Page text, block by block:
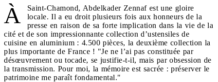
À
Saint-Chamond, Abdelkader Zennaf est une gloire
locale. Il a eu droit plusieurs fois aux honneurs de la
presse en raison de sa forte implication dans la vie de la
cité et de son impressionnante collection d’ustensiles de
cuisine en aluminium : 4.500 pièces, la deuxième collection la
plus importante de France ! "Je ne l’ai pas constituée par
désœuvrement ou tocade, se justifie-t-il, mais par obsession de
la transmission. Pour moi, la mémoire est sacrée : préserver le
patrimoine me paraît fondamental."